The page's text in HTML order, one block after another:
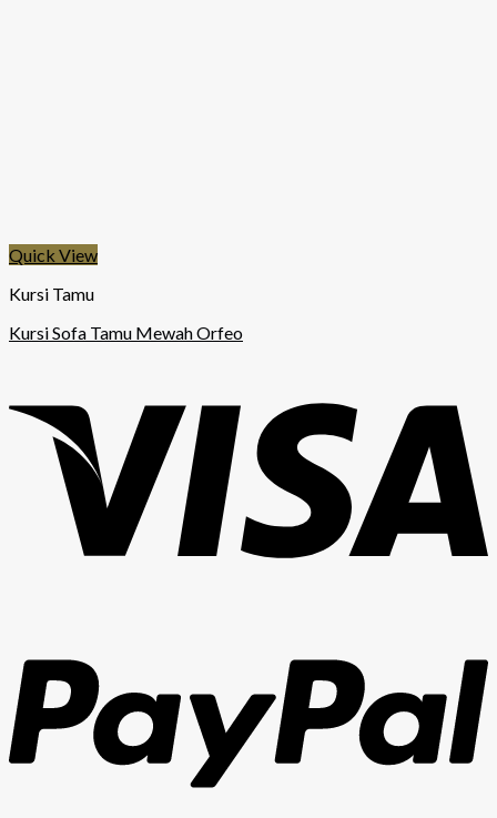
Quick View
Kursi Tamu
Kursi Sofa Tamu Mewah Orfeo